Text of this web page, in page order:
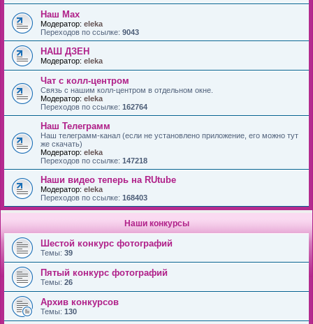
Наш Max
Модератор: eleka
Переходов по ссылке: 9043
НАШ ДЗЕН
Модератор: eleka
Чат с колл-центром
Связь с нашим колл-центром в отдельном окне.
Модератор: eleka
Переходов по ссылке: 162764
Наш Телеграмм
Наш телеграмм-канал (если не установлено приложение, его можно тут
же скачать)
Модератор: eleka
Переходов по ссылке: 147218
Наши видео теперь на RUtube
Модератор: eleka
Переходов по ссылке: 168403
Наши конкурсы
Шестой конкурс фотографий
Темы: 39
Пятый конкурс фотографий
Темы: 26
Архив конкурсов
Темы: 130